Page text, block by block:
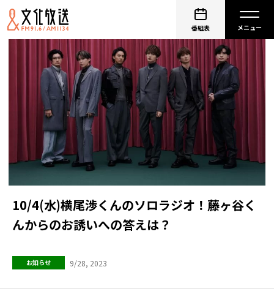
番組表
10/4(水)横尾渉くんのソロラジオ！藤ヶ谷く
んからのお誘いへの答えは？
お知らせ 9/28, 2023